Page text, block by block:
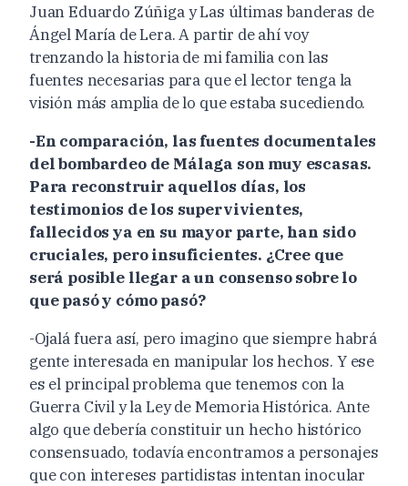
Juan Eduardo Zúñiga y Las últimas banderas de
Ángel María de Lera. A partir de ahí voy
trenzando la historia de mi familia con las
fuentes necesarias para que el lector tenga la
visión más amplia de lo que estaba sucediendo.
-En comparación, las fuentes documentales
del bombardeo de Málaga son muy escasas.
Para reconstruir aquellos días, los
testimonios de los supervivientes,
fallecidos ya en su mayor parte, han sido
cruciales, pero insuficientes. ¿Cree que
será posible llegar a un consenso sobre lo
que pasó y cómo pasó?
-Ojalá fuera así, pero imagino que siempre habrá
gente interesada en manipular los hechos. Y ese
es el principal problema que tenemos con la
Guerra Civil y la Ley de Memoria Histórica. Ante
algo que debería constituir un hecho histórico
consensuado, todavía encontramos a personajes
que con intereses partidistas intentan inocular